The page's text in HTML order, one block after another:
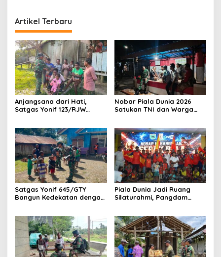
Artikel Terbaru
Anjangsana dari Hati,
Satgas Yonif 123/RJW
Papua Selatan
Nobar Piala Dunia 2026
Satukan TNI dan Warga
Satgas Yonif 645/GTY
Bangun Kedekatan dengan
Piala Dunia Jadi Ruang
Silaturahmi, Pangdam